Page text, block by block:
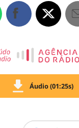
Áudio (01:25s)